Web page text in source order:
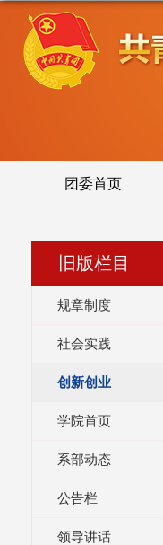
团委首页
旧版栏目
规章制度
社会实践
创新创业
学院首页
系部动态
公告栏
领导讲话